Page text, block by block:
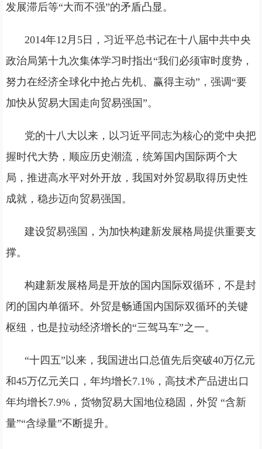
发展滞后等“大而不强”的矛盾凸显。
2014年12月5日，习近平总书记在十八届中共中央
政治局第十九次集体学习时指出“我们必须审时度势，
努力在经济全球化中抢占先机、赢得主动”，强调“要
加快从贸易大国走向贸易强国”。
党的十八大以来，以习近平同志为核心的党中央把
握时代大势，顺应历史潮流，统筹国内国际两个大
局，推进高水平对外开放，我国对外贸易取得历史性
成就，稳步迈向贸易强国。
建设贸易强国，为加快构建新发展格局提供重要支
撑。
构建新发展格局是开放的国内国际双循环，不是封
闭的国内单循环。外贸是畅通国内国际双循环的关键
枢纽，也是拉动经济增长的“三驾马车”之一。
“十四五”以来，我国进出口总值先后突破40万亿元
和45万亿元关口，年均增长7.1%，高技术产品进出口
年均增长7.9%，货物贸易大国地位稳固，外贸 “含新
量”“含绿量”不断提升。